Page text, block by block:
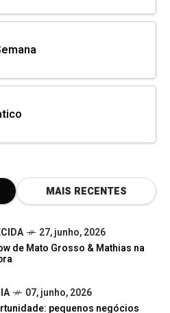
MAIS RECENTES
27, junho, 2026
de Mato Grosso & Mathias na
07, junho, 2026
pequenos negócios